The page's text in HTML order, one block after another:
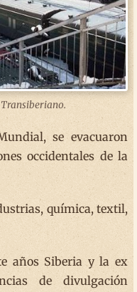
se evacuaron
occidentales de la
química, textil,
años Siberia y la ex
de divulgación